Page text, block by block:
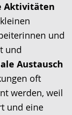
Aktivitäten
und
und
Austausch
oft
werden, weil
und eine